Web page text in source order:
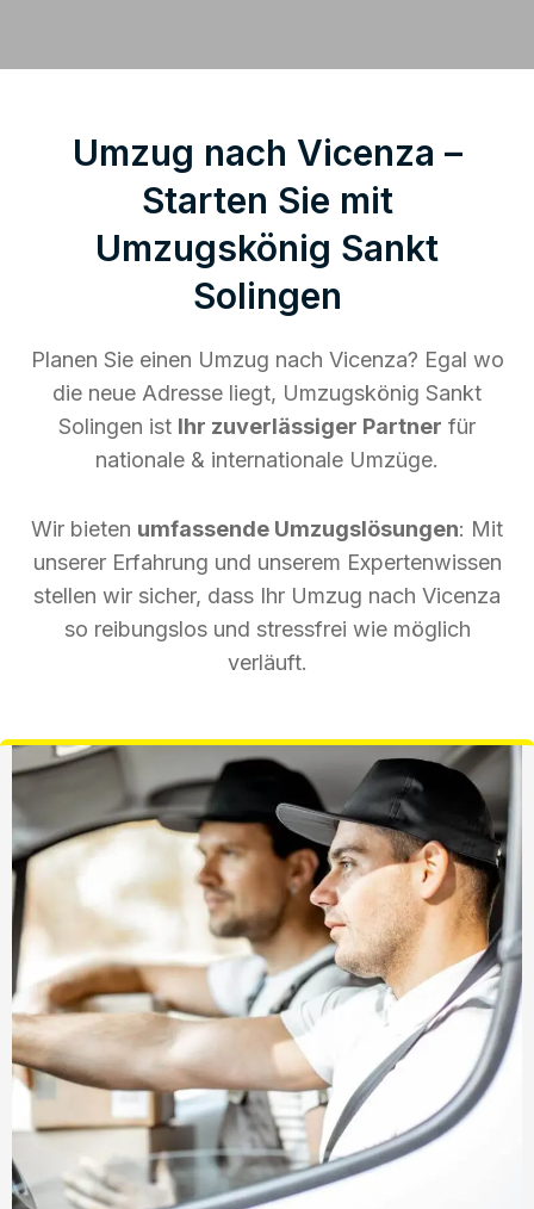
Umzug nach Vicenza –
Starten Sie mit
Umzugskönig Sankt
Solingen
Planen Sie einen Umzug nach Vicenza? Egal wo
die neue Adresse liegt, Umzugskönig Sankt
Solingen ist Ihr zuverlässiger Partner für
nationale & internationale Umzüge.
Wir bieten umfassende Umzugslösungen: Mit
unserer Erfahrung und unserem Expertenwissen
stellen wir sicher, dass Ihr Umzug nach Vicenza
so reibungslos und stressfrei wie möglich
verläuft.